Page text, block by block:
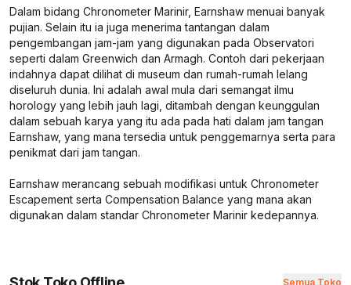
Dalam bidang Chronometer Marinir, Earnshaw menuai banyak
pujian. Selain itu ia juga menerima tantangan dalam
pengembangan jam-jam yang digunakan pada Observatori
seperti dalam Greenwich dan Armagh. Contoh dari pekerjaan
indahnya dapat dilihat di museum dan rumah-rumah lelang
diseluruh dunia. Ini adalah awal mula dari semangat ilmu
horology yang lebih jauh lagi, ditambah dengan keunggulan
dalam sebuah karya yang itu ada pada hati dalam jam tangan
Earnshaw, yang mana tersedia untuk penggemarnya serta para
penikmat dari jam tangan.
Earnshaw merancang sebuah modifikasi untuk Chronometer
Escapement serta Compensation Balance yang mana akan
digunakan dalam standar Chronometer Marinir kedepannya.
Semua Toko